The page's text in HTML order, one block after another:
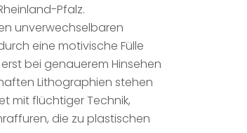
Pfalz.
unverwechselbaren
eine motivische Fülle
bei genauerem Hinsehen
Lithographien stehen
mit flüchtiger Technik,
die zu plastischen